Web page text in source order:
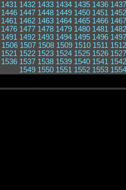
1431 1432 1433 1434 1435 1436 1437
1446 1447 1448 1449 1450 1451 1452
1461 1462 1463 1464 1465 1466 1467
1476 1477 1478 1479 1480 1481 1482
1491 1492 1493 1494 1495 1496 1497
1506 1507 1508 1509 1510 1511 1512
1521 1522 1523 1524 1525 1526 1527
1536 1537 1538 1539 1540 1541 1542
1549 1550 1551 1552 1553 1554